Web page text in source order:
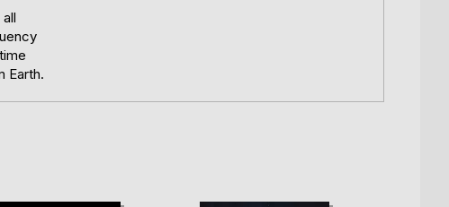
Earth.